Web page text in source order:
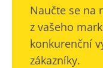
Naučte se na
z vašeho
konkurenční
zákazníky.